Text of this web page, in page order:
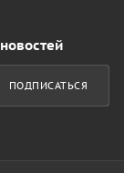
ПОДПИСАТЬСЯ